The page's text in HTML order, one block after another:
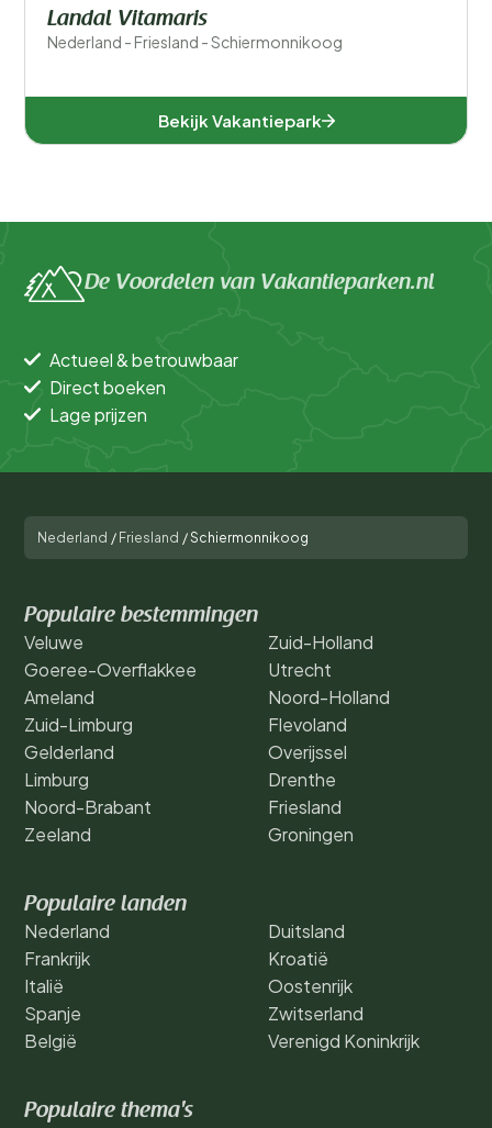
Landal Vitamaris
Nederland - Friesland - Schiermonnikoog
Bekijk Vakantiepark
De Voordelen van Vakantieparken.nl
Actueel & betrouwbaar
Direct boeken
Lage prijzen
Nederland / Friesland /Schiermonnikoog
Populaire bestemmingen
Veluwe
Goeree-Overflakkee
Ameland
Zuid-Limburg
Gelderland
Limburg
Noord-Brabant
Zeeland
Zuid-Holland
Utrecht
Noord-Holland
Flevoland
Overijssel
Drenthe
Friesland
Groningen
Populaire landen
Nederland
Frankrijk
Italië
Spanje
België
Duitsland
Kroatië
Oostenrijk
Zwitserland
Verenigd Koninkrijk
Populaire thema's